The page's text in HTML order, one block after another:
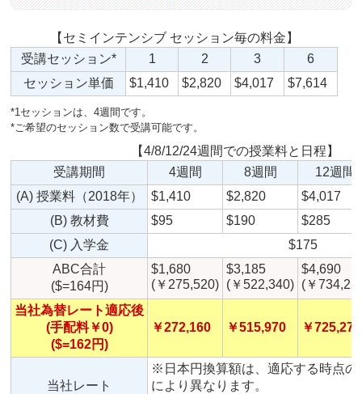
【セミインテンシブ セッション毎の料金】
受講セッション*
1 2 3
6
セッション単価
$1,410 $2,820 $4,017 $7,614
*1セッションは、4週間です。
*ご希望のセッション数で受講可能です。
【4/8/12/24週間での授業料と日程】
受講期間
4週間 8週間
12週間
(A) 授業料（2018年）
$1,410 $2,820
$4,017
(B) 教材費
$95 $190
$285
(C) 入学金
$175
ABC合計
($=164円)
$1,680
(￥275,520)
$3,185
(￥522,340)
$4,690
(￥
当社為替レート適応後
(手配料￥0)
($=162円)
￥272,160 ￥515,970 ￥725,274
当社レート
※日本円換算額は、適応する時点の
により異なります。